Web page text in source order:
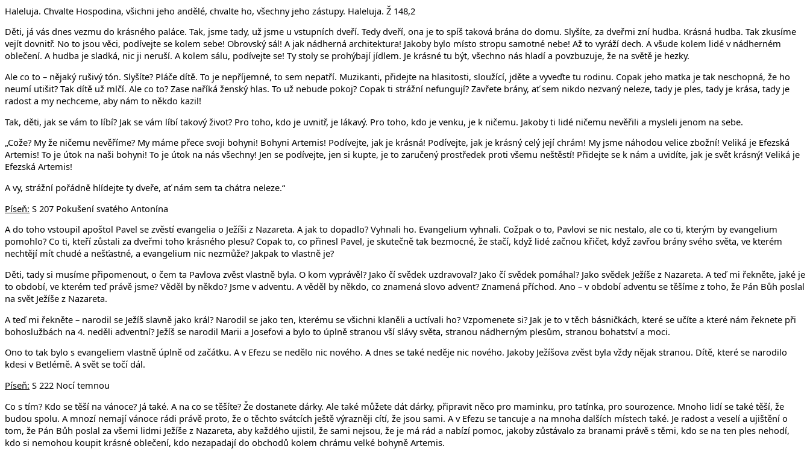
Haleluja. Chvalte Hospodina, všichni jeho andělé, chvalte ho, všechny jeho zástupy. Haleluja. Ž 148,2
Děti, já vás dnes vezmu do krásného paláce. Tak, jsme tady, už jsme u vstupních dveří. Tedy dveří, ona je to spíš taková brána do domu. Slyšíte, za dveřmi zní hudba. Krásná hudba. Tak zkusíme
vejít dovnitř. No to jsou věci, podívejte se kolem sebe! Obrovský sál! A jak nádherná architektura! Jakoby bylo místo stropu samotné nebe! Až to vyráží dech. A všude kolem lidé v nádherném
oblečení. A hudba je sladká, nic ji neruší. A kolem sálu, podívejte se! Ty stoly se prohýbají jídlem. Je krásné tu být, všechno nás hladí a povzbuzuje, že na světě je hezky.
Ale co to – nějaký rušivý tón. Slyšíte? Pláče dítě. To je nepříjemné, to sem nepatří. Muzikanti, přidejte na hlasitosti, sloužící, jděte a vyveďte tu rodinu. Copak jeho matka je tak neschopná, že ho
neumí utišit? Tak dítě už mlčí. Ale co to? Zase naříká ženský hlas. To už nebude pokoj? Copak ti strážní nefungují? Zavřete brány, ať sem nikdo nezvaný neleze, tady je ples, tady je krása, tady je
radost a my nechceme, aby nám to někdo kazil!
Tak, děti, jak se vám to líbí? Jak se vám líbí takový život? Pro toho, kdo je uvnitř, je lákavý. Pro toho, kdo je venku, je k ničemu. Jakoby ti lidé ničemu nevěřili a mysleli jenom na sebe.
„Cože? My že ničemu nevěříme? My máme přece svoji bohyni! Bohyni Artemis! Podívejte, jak je krásná! Podívejte, jak je krásný celý její chrám! My jsme náhodou velice zbožní! Veliká je Efezská
Artemis! To je útok na naši bohyni! To je útok na nás všechny! Jen se podívejte, jen si kupte, je to zaručený prostředek proti všemu neštěstí! Přidejte se k nám a uvidíte, jak je svět krásný! Veliká je
Efezská Artemis!
A vy, strážní pořádně hlídejte ty dveře, ať nám sem ta chátra neleze.“
Píseň: S 207 Pokušení svatého Antonína
A do toho vstoupil apoštol Pavel se zvěstí evangelia o Ježíši z Nazareta. A jak to dopadlo? Vyhnali ho. Evangelium vyhnali. Cožpak o to, Pavlovi se nic nestalo, ale co ti, kterým by evangelium
pomohlo? Co ti, kteří zůstali za dveřmi toho krásného plesu? Copak to, co přinesl Pavel, je skutečně tak bezmocné, že stačí, když lidé začnou křičet, když zavřou brány svého světa, ve kterém
nechtějí mít chudé a nešťastné, a evangelium nic nezmůže? Jakpak to vlastně je?
Děti, tady si musíme připomenout, o čem ta Pavlova zvěst vlastně byla. O kom vyprávěl? Jako čí svědek uzdravoval? Jako čí svědek pomáhal? Jako svědek Ježíše z Nazareta. A teď mi řekněte, jaké je
to období, ve kterém teď právě jsme? Věděl by někdo? Jsme v adventu. A věděl by někdo, co znamená slovo advent? Znamená příchod. Ano – v období adventu se těšíme z toho, že Pán Bůh poslal
na svět Ježíše z Nazareta.
A teď mi řekněte – narodil se Ježíš slavně jako král? Narodil se jako ten, kterému se všichni klaněli a uctívali ho? Vzpomenete si? Jak je to v těch básničkách, které se učíte a které nám řeknete při
bohoslužbách na 4. neděli adventní? Ježíš se narodil Marii a Josefovi a bylo to úplně stranou vší slávy světa, stranou nádherným plesům, stranou bohatství a moci.
Ono to tak bylo s evangeliem vlastně úplně od začátku. A v Efezu se nedělo nic nového. A dnes se také neděje nic nového. Jakoby Ježíšova zvěst byla vždy nějak stranou. Dítě, které se narodilo
kdesi v Betlémě. A svět se točí dál.
Píseň: S 222 Nocí temnou
Co s tím? Kdo se těší na vánoce? Já také. A na co se těšíte? Že dostanete dárky. Ale také můžete dát dárky, připravit něco pro maminku, pro tatínka, pro sourozence. Mnoho lidí se také těší, že
budou spolu. A mnozí nemají vánoce rádi právě proto, že o těchto svátcích ještě výrazněji cítí, že jsou sami. A v Efezu se tancuje a na mnoha dalších místech také. Je radost a veselí a ujištění o
tom, že Pán Bůh poslal za všemi lidmi Ježíše z Nazareta, aby každého ujistil, že sami nejsou, že je má rád a nabízí pomoc, jakoby zůstávalo za branami právě s těmi, kdo se na ten ples nehodí,
kdo si nemohou koupit krásné oblečení, kdo nezapadají do obchodů kolem chrámu velké bohyně Artemis.